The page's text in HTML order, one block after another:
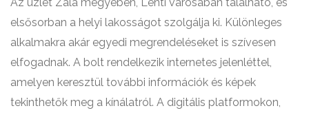
Az üzlet Zala megyében, Lenti városában található, és
elsősorban a helyi lakosságot szolgálja ki. Különleges
alkalmakra akár egyedi megrendeléseket is szívesen
elfogadnak. A bolt rendelkezik internetes jelenléttel,
amelyen keresztül további információk és képek
tekinthetők meg a kínálatról. A digitális platformokon,